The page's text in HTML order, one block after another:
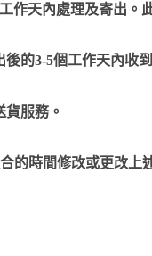
作天內處理及寄出。
後的3-5個工作天內收
服務。
的時間修改或更改上